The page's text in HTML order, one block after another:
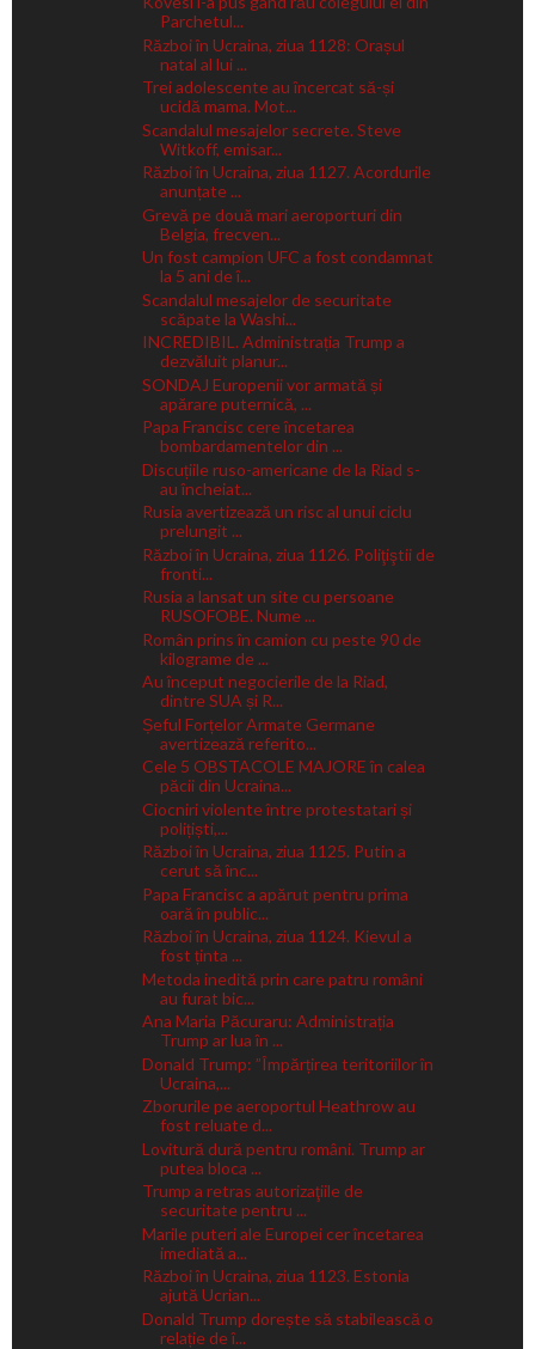
Parchetul...
Război în Ucraina, ziua 1128: Orașul
natal al lui ...
Trei adolescente au încercat să-și
ucidă mama. Mot...
Scandalul mesajelor secrete. Steve
Witkoff, emisar...
Război în Ucraina, ziua 1127. Acordurile
anunțate ...
Grevă pe două mari aeroporturi din
Belgia, frecven...
Un fost campion UFC a fost condamnat
la 5 ani de î...
Scandalul mesajelor de securitate
scăpate la Washi...
INCREDIBIL. Administrația Trump a
dezvăluit planur...
SONDAJ Europenii vor armată și
apărare puternică, ...
Papa Francisc cere încetarea
bombardamentelor din ...
Discuțiile ruso-americane de la Riad s-
au încheiat...
Rusia avertizează un risc al unui ciclu
prelungit ...
Război în Ucraina, ziua 1126. Poliţiştii de
fronti...
Rusia a lansat un site cu persoane
RUSOFOBE. Nume ...
Român prins în camion cu peste 90 de
kilograme de ...
Au început negocierile de la Riad,
dintre SUA și R...
Șeful Forțelor Armate Germane
avertizează referito...
Cele 5 OBSTACOLE MAJORE în calea
păcii din Ucraina...
Ciocniri violente între protestatari și
polițiști,...
Război în Ucraina, ziua 1125. Putin a
cerut să înc...
Papa Francisc a apărut pentru prima
oară în public...
Război în Ucraina, ziua 1124. Kievul a
fost ținta ...
Metoda inedită prin care patru români
au furat bic...
Ana Maria Păcuraru: Administrația
Trump ar lua în ...
Donald Trump: ”Împărțirea teritoriilor în
Ucraina,...
Zborurile pe aeroportul Heathrow au
fost reluate d...
Lovitură dură pentru români. Trump ar
putea bloca ...
Trump a retras autorizaţiile de
securitate pentru ...
Marile puteri ale Europei cer încetarea
imediată a...
Război în Ucraina, ziua 1123. Estonia
ajută Ucrian...
Donald Trump dorește să stabilească o
relație de î...